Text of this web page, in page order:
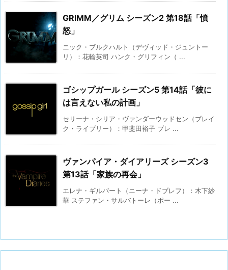
GRIMM／グリム シーズン2 第18話「憤
怒」
ニック・ブルクハルト（デヴィッド・ジュントー
リ）：花輪英司 ハンク・グリフィン（ ...
ゴシップガール シーズン5 第14話「彼に
は言えない私の計画」
セリーナ・シリア・ヴァンダーウッドセン（ブレイ
ク・ライブリー）：甲斐田裕子 ブレ ...
ヴァンパイア・ダイアリーズ シーズン3
第13話「家族の再会」
エレナ・ギルバート（ニーナ・ドブレフ）：木下紗
華 ステファン・サルバトーレ（ポー ...